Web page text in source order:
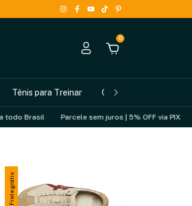
0
Tênis para Treinar Como Comprar
Parcele sem juros | 5% OFF via PIX FRETE
Frete grátis